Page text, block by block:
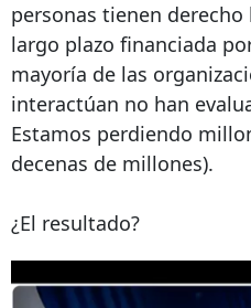
personas tienen
largo plazo financiada
mayoría de las
interactúan no han
Estamos perdiendo
decenas de millones).
¿El resultado?